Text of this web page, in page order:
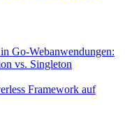
Go-Webanwendungen:
vs. Singleton
Framework auf